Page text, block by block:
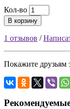
Кол-во
В корзину
1 отзывов /
Покажите друзьям